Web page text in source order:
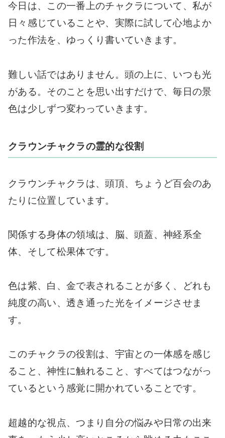
今日は、この一番上のチャクラについて、私が
日々感じていることや、実際に試して心地よか
った作法を、ゆっくり書いていきます。
難しい話ではありません。頭の上に、いつも光
がある。そのことを思い出すだけで、毎日の景
色は少しずつ変わっていきます。
クラウンチャクラの霊的な役割
クラウンチャクラは、頭頂、ちょうど百会のあ
たりに位置しています。
関係する身体の領域は、脳、頭蓋、神経系全
体、そして松果体です。
色は紫、白、金で表されることが多く、どれも
純度の高い、透き通った光をイメージさせま
す。
このチャクラの役割は、宇宙との一体感を感じ
ること、神性に触れること、すべてはつながっ
ているという感覚に開かれていることです。
超越的な視点、つまり自分の悩みや日常の出来